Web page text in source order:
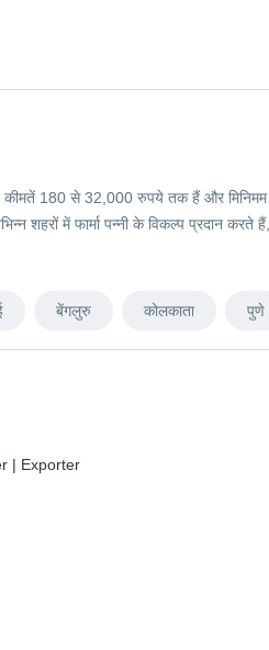
के लिए कीमतें 180 से 32,000 रुपये तक हैं और
शहरों में फार्मा पन्नी के विकल्प प्रदान
बेंगलुरु कोलकाता पुणे
| Exporter